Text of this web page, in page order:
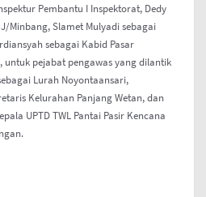
Pembantu I Inspektorat, Dedy
Minbang, Slamet Mulyadi sebagai
sebagai Kabid Pasar
untuk pejabat pengawas yang dilantik
Lurah Noyontaansari,
Kelurahan Panjang Wetan, dan
UPTD TWL Pantai Pasir Kencana